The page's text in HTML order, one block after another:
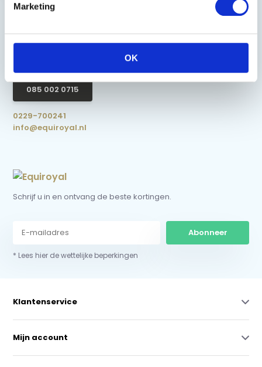
Marketing
OK
Heeft u vragen?
085 002 0715
0229-700241
info@equiroyal.nl
Schrijf u in en ontvang de beste kortingen.
Abonneer
* Lees hier de wettelijke beperkingen
Klantenservice
Mijn account